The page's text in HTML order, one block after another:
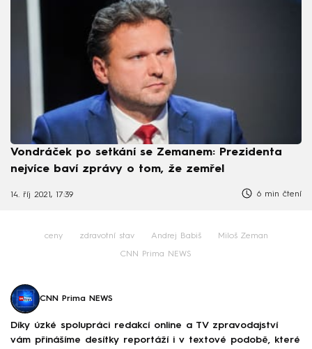
Vondráček po setkání se Zemanem: Prezidenta
nejvíce baví zprávy o tom, že zemřel
14. říj 2021, 17:39 6 min čtení
ceny zdravotní stav Andrej Babiš Miloš Zeman
CNN Prima NEWS
CNN Prima NEWS
Díky úzké spolupráci redakcí online a TV zpravodajství
vám přinášíme desítky reportáží i v textové podobě, které